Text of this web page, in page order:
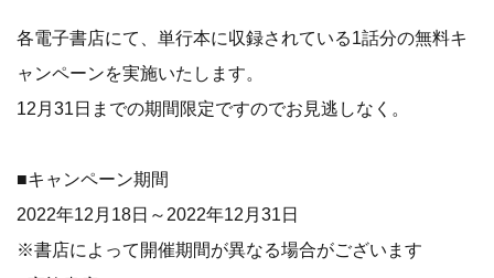
各電子書店にて、単行本に収録されている1話分の無料キ
ャンペーンを実施いたします。
12月31日までの期間限定ですのでお見逃しなく。
■キャンペーン期間
2022年12月18日～2022年12月31日
※書店によって開催期間が異なる場合がございます